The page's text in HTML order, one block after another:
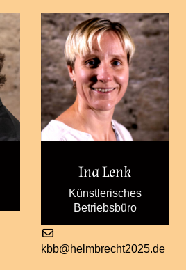
Ina Lenk
Künstlerisches
Betriebsbüro
kbb@helmbrecht2025.de